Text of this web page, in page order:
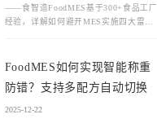
——食智造FoodMES基于300+食品工厂
经验，详解如何避开MES实施四大雷
FoodMES如何实现智能称重
防错？支持多配方自动切换
2025-12-22